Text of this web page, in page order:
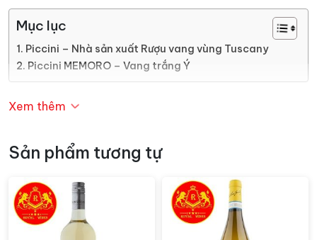
Mục lục
Piccini – Nhà sản xuất Rượu vang vùng Tuscany
Piccini MEMORO – Vang trắng Ý
Piccini – Nhà sản xuất Rượu vang
Nhà Piccini là đã đóng góp một phần của lịch sử rượu
vang Ý từ các thế hệ IV, kể từ năm 1882. Có nguồn gốc
nằm sâu trong lãnh thổ của Tuscany.
Nhà làm rượu đã chọn một bông hồng la bàn cho nhãn
Xem thêm
Sản phẩm tương tự